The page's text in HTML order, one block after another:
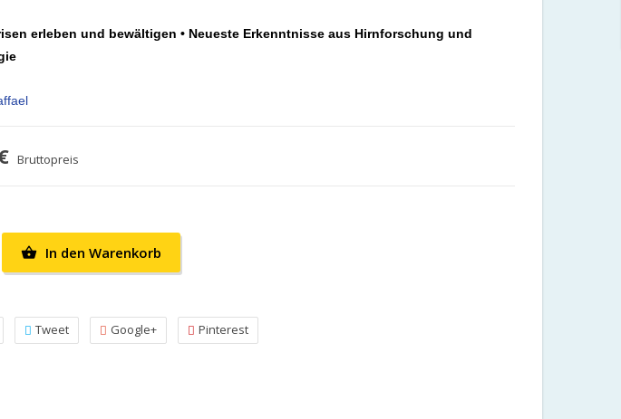
erleben und bewältigen • Neueste Erkenntnisse aus Hirnforschung und
Bruttopreis
 In den Warenkorb
Tweet Google+ Pinterest